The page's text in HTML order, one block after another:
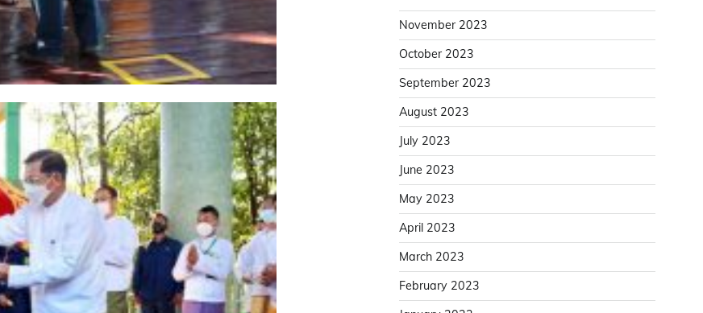
November 2023
October 2023
September 2023
August 2023
July 2023
June 2023
May 2023
April 2023
March 2023
February 2023